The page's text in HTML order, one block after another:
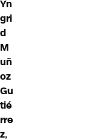
Yn
gri
d
M
uñ
oz
Gu
tié
rre
z,